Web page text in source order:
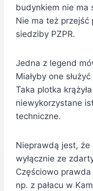
budynkiem nie ma
Nie ma też przejść
siedziby PZPR.
Jedna z legend
Miałyby one
Taka plotka
niewykorzystane
techniczne.
Nieprawdą jest, że
wyłącznie ze
Częściowo
np. z pałacu w